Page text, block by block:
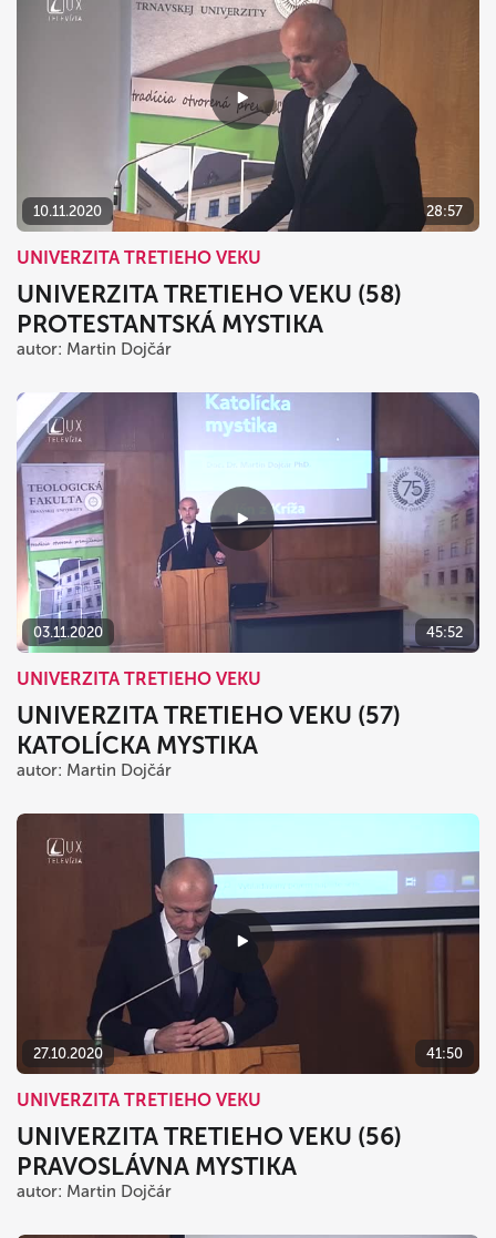
10.11.2020 28:57
UNIVERZITA TRETIEHO VEKU
UNIVERZITA TRETIEHO VEKU (58)
PROTESTANTSKÁ MYSTIKA
autor: Martin Dojčár
03.11.2020 45:52
UNIVERZITA TRETIEHO VEKU
UNIVERZITA TRETIEHO VEKU (57)
KATOLÍCKA MYSTIKA
autor: Martin Dojčár
27.10.2020 41:50
UNIVERZITA TRETIEHO VEKU
UNIVERZITA TRETIEHO VEKU (56)
PRAVOSLÁVNA MYSTIKA
autor: Martin Dojčár